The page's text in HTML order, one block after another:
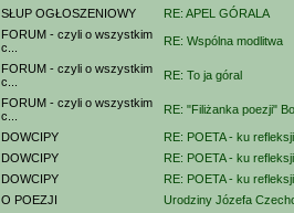
SŁUP OGŁOSZENIOWY
RE: APEL GÓRALA
FORUM - czyli o wszystkim
c...
RE: Wspólna modlitwa
FORUM - czyli o wszystkim
c...
RE: To ja góral
FORUM - czyli o wszystkim
c...
RE: "Filiżanka poezji"
DOWCIPY
RE: POETA - ku refleksji
DOWCIPY
RE: POETA - ku refleksji
DOWCIPY
RE: POETA - ku refleksji
O POEZJI
Urodziny Józefa